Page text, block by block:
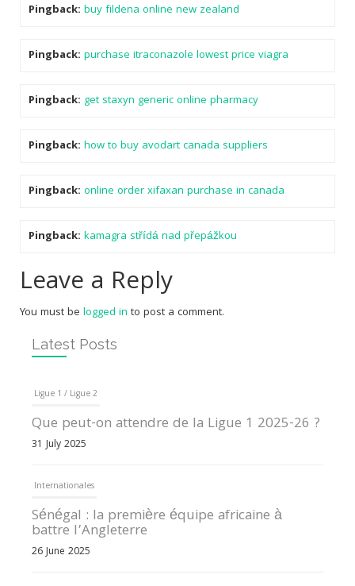
Pingback: buy fildena online new zealand
Pingback: purchase itraconazole lowest price viagra
Pingback: get staxyn generic online pharmacy
Pingback: how to buy avodart canada suppliers
Pingback: online order xifaxan purchase in canada
Pingback: kamagra střídá nad přepážkou
Leave a Reply
You must be logged in to post a comment.
Latest Posts
Ligue 1 / Ligue 2
Que peut-on attendre de la Ligue 1 2025-26 ?
31 July 2025
Internationales
Sénégal : la première équipe africaine à
battre l’Angleterre
26 June 2025